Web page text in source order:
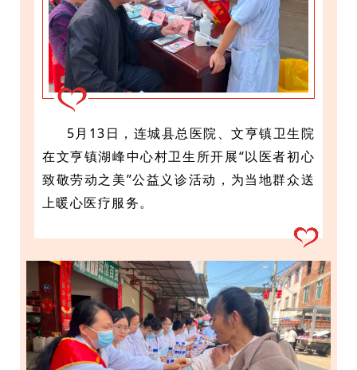
5月13日，连城县总医院、文亨镇卫生院
在文亨镇湖峰中心村卫生所开展“以医者初心
致敬劳动之美”公益义诊活动，为当地群众送
上暖心医疗服务。